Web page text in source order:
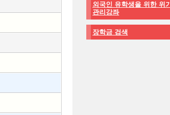
외국인 유학생을 위한 위기
관리강좌
장학금 검색